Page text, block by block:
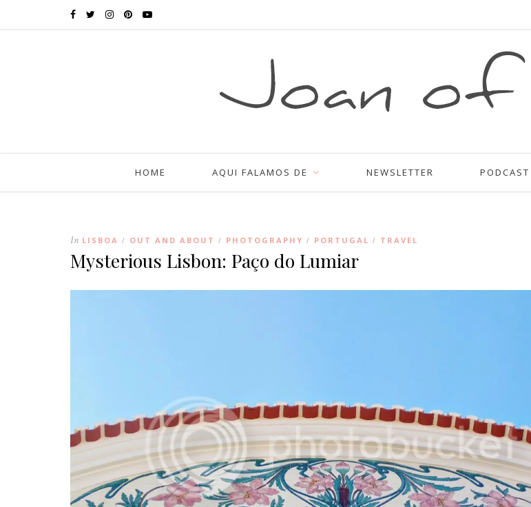
HOME AQUI FALAMOS DE NEWSLETTER PODCAST
In LISBOA / OUT AND ABOUT / PHOTOGRAPHY / PORTUGAL / TRAVEL
Mysterious Lisbon: Paço do Lumiar